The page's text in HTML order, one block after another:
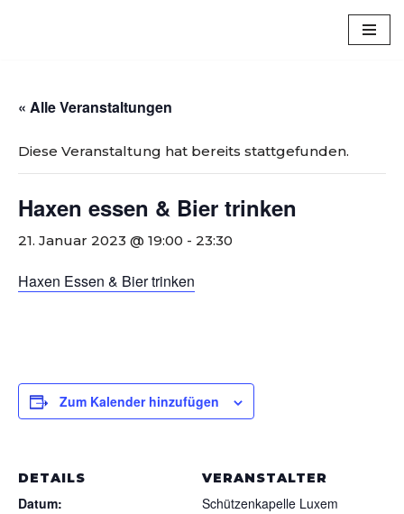
« Alle Veranstaltungen
Diese Veranstaltung hat bereits stattgefunden.
Haxen essen & Bier trinken
21. Januar 2023 @ 19:00 - 23:30
Haxen Essen & Bier trinken
Zum Kalender hinzufügen
DETAILS
Datum:
VERANSTALTER
Schützenkapelle Luxem